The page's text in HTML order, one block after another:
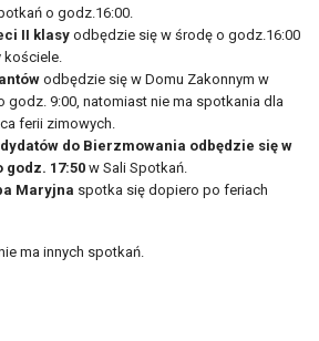
o godz.16:00.
II klasy odbędzie się w środę o godz.16:00
kościele.
odbędzie się w Domu Zakonnym w
godz. 9:00, natomiast nie ma spotkania dla
ferii zimowych.
do Bierzmowania odbędzie się w
godz. 17:50 w Sali Spotkań.
Maryjna spotka się dopiero po feriach
ma innych spotkań.